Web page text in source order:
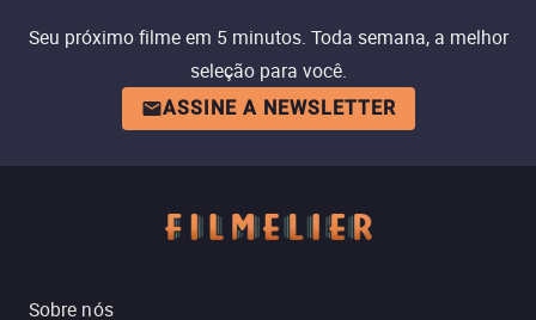
Seu próximo filme em 5 minutos. Toda semana, a melhor
seleção para você.
ASSINE A NEWSLETTER
Sobre nós